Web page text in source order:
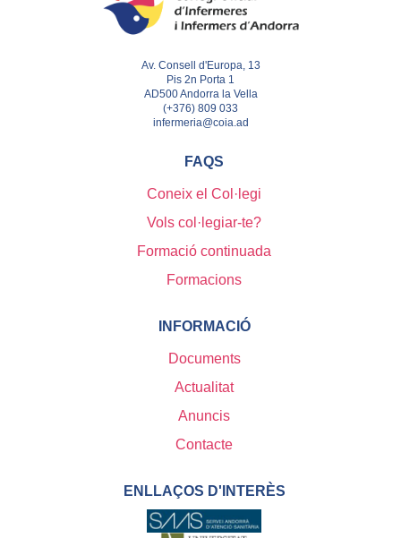
Av. Consell d'Europa, 13
Pis 2n Porta 1
AD500 Andorra la Vella
(+376) 809 033
infermeria@coia.ad
FAQS
Coneix el Col·legi
Vols col·legiar-te?
Formació continuada
Formacions
INFORMACIÓ
Documents
Actualitat
Anuncis
Contacte
ENLLAÇOS D'INTERÈS
Servei Andorrà d'Atenció